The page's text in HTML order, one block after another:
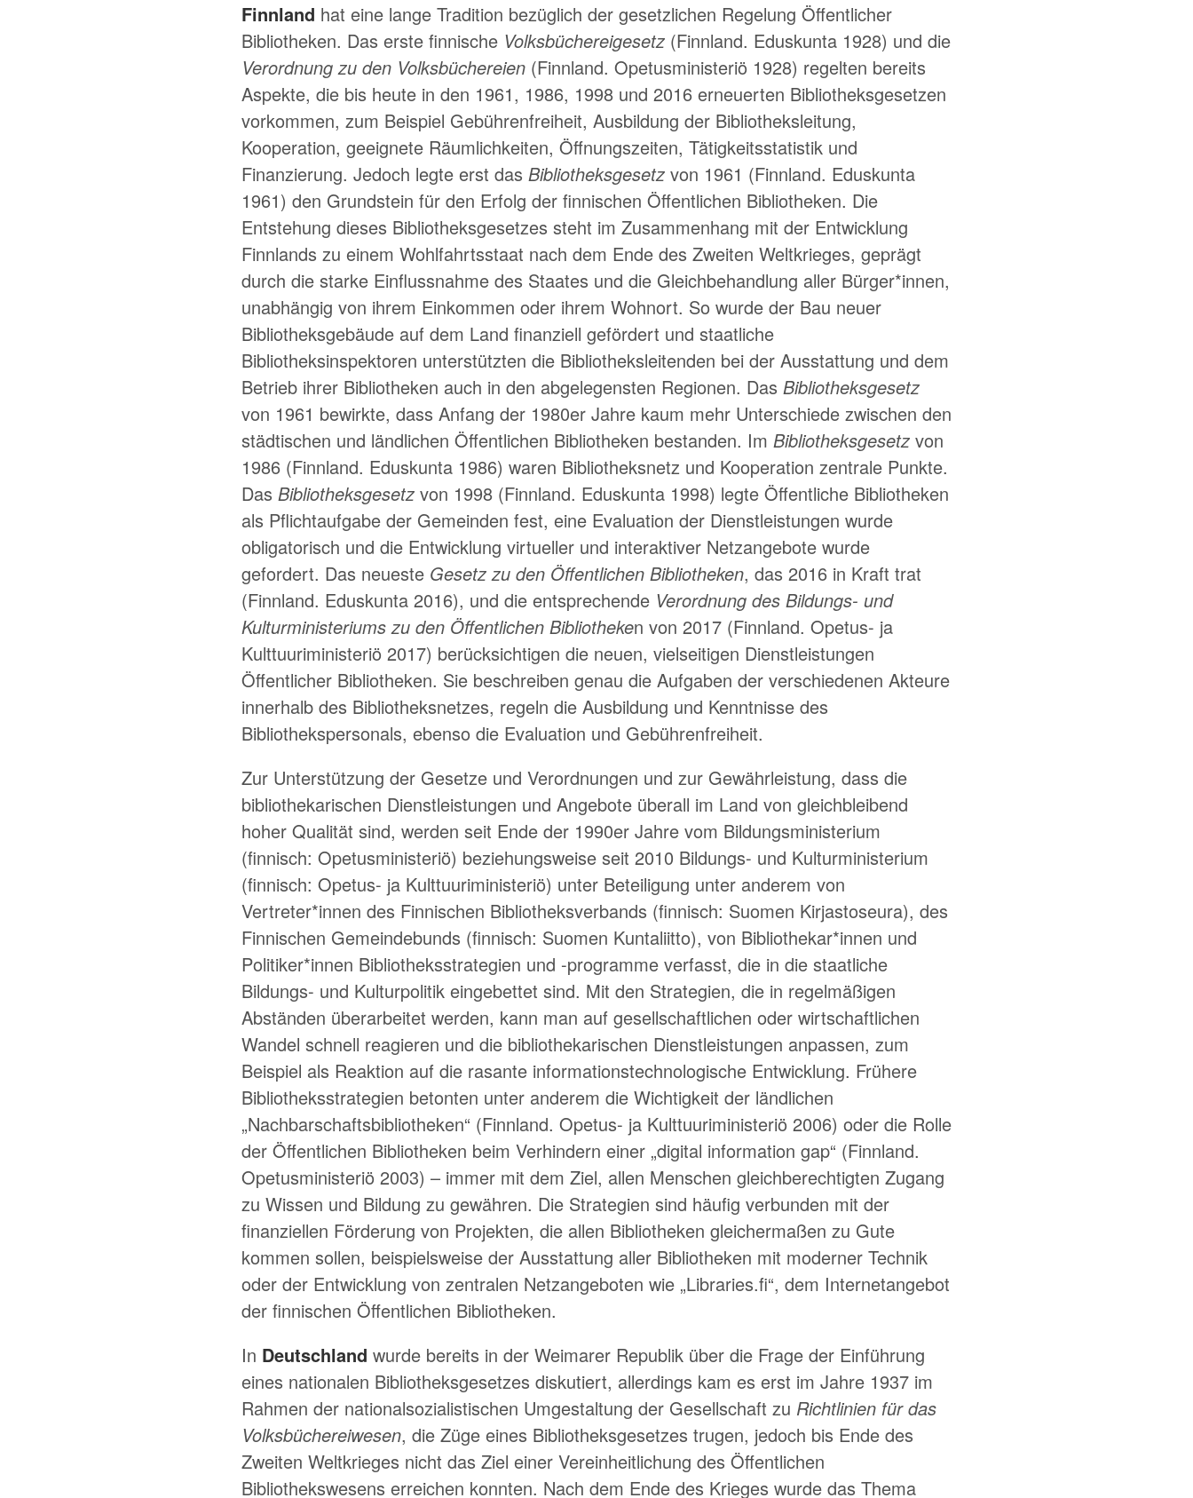
Finnland hat eine lange Tradition bezüglich der gesetzlichen Regelung Öffentlicher
Bibliotheken. Das erste finnische Volksbüchereigesetz (Finnland. Eduskunta 1928) und die
Verordnung zu den Volksbüchereien (Finnland. Opetusministeriö 1928) regelten bereits
Aspekte, die bis heute in den 1961, 1986, 1998 und 2016 erneuerten Bibliotheksgesetzen
vorkommen, zum Beispiel Gebührenfreiheit, Ausbildung der Bibliotheksleitung,
Kooperation, geeignete Räumlichkeiten, Öffnungszeiten, Tätigkeitsstatistik und
Finanzierung. Jedoch legte erst das Bibliotheksgesetz von 1961 (Finnland. Eduskunta
1961) den Grundstein für den Erfolg der finnischen Öffentlichen Bibliotheken. Die
Entstehung dieses Bibliotheksgesetzes steht im Zusammenhang mit der Entwicklung
Finnlands zu einem Wohlfahrtsstaat nach dem Ende des Zweiten Weltkrieges, geprägt
durch die starke Einflussnahme des Staates und die Gleichbehandlung aller Bürger*innen,
unabhängig von ihrem Einkommen oder ihrem Wohnort. So wurde der Bau neuer
Bibliotheksgebäude auf dem Land finanziell gefördert und staatliche
Bibliotheksinspektoren unterstützten die Bibliotheksleitenden bei der Ausstattung und dem
Betrieb ihrer Bibliotheken auch in den abgelegensten Regionen. Das Bibliotheksgesetz
von 1961 bewirkte, dass Anfang der 1980er Jahre kaum mehr Unterschiede zwischen den
städtischen und ländlichen Öffentlichen Bibliotheken bestanden. Im Bibliotheksgesetz von
1986 (Finnland. Eduskunta 1986) waren Bibliotheksnetz und Kooperation zentrale Punkte.
Das Bibliotheksgesetz von 1998 (Finnland. Eduskunta 1998) legte Öffentliche Bibliotheken
als Pflichtaufgabe der Gemeinden fest, eine Evaluation der Dienstleistungen wurde
obligatorisch und die Entwicklung virtueller und interaktiver Netzangebote wurde
gefordert. Das neueste Gesetz zu den Öffentlichen Bibliotheken, das 2016 in Kraft trat
(Finnland. Eduskunta 2016), und die entsprechende Verordnung des Bildungs- und
Kulturministeriums zu den Öffentlichen Bibliotheken von 2017 (Finnland. Opetus- ja
Kulttuuriministeriö 2017) berücksichtigen die neuen, vielseitigen Dienstleistungen
Öffentlicher Bibliotheken. Sie beschreiben genau die Aufgaben der verschiedenen Akteure
innerhalb des Bibliotheksnetzes, regeln die Ausbildung und Kenntnisse des
Bibliothekspersonals, ebenso die Evaluation und Gebührenfreiheit.
Zur Unterstützung der Gesetze und Verordnungen und zur Gewährleistung, dass die
bibliothekarischen Dienstleistungen und Angebote überall im Land von gleichbleibend
hoher Qualität sind, werden seit Ende der 1990er Jahre vom Bildungsministerium
(finnisch: Opetusministeriö) beziehungsweise seit 2010 Bildungs- und Kulturministerium
(finnisch: Opetus- ja Kulttuuriministeriö) unter Beteiligung unter anderem von
Vertreter*innen des Finnischen Bibliotheksverbands (finnisch: Suomen Kirjastoseura), des
Finnischen Gemeindebunds (finnisch: Suomen Kuntaliitto), von Bibliothekar*innen und
Politiker*innen Bibliotheksstrategien und -programme verfasst, die in die staatliche
Bildungs- und Kulturpolitik eingebettet sind. Mit den Strategien, die in regelmäßigen
Abständen überarbeitet werden, kann man auf gesellschaftlichen oder wirtschaftlichen
Wandel schnell reagieren und die bibliothekarischen Dienstleistungen anpassen, zum
Beispiel als Reaktion auf die rasante informationstechnologische Entwicklung. Frühere
Bibliotheksstrategien betonten unter anderem die Wichtigkeit der ländlichen
Nachbarschaftsbibliotheken (Finnland. Opetus- ja Kulttuuriministeriö 2006) oder die Rolle
der Öffentlichen Bibliotheken beim Verhindern einer digital information gap (Finnland.
Opetusministeriö 2003) – immer mit dem Ziel, allen Menschen gleichberechtigten Zugang
zu Wissen und Bildung zu gewähren. Die Strategien sind häufig verbunden mit der
finanziellen Förderung von Projekten, die allen Bibliotheken gleichermaßen zu Gute
kommen sollen, beispielsweise der Ausstattung aller Bibliotheken mit moderner Technik
oder der Entwicklung von zentralen Netzangeboten wie Libraries.fi , dem Internetangebot
der finnischen Öffentlichen Bibliotheken.
In Deutschland wurde bereits in der Weimarer Republik über die Frage der Einführung
eines nationalen Bibliotheksgesetzes diskutiert, allerdings kam es erst im Jahre 1937 im
Rahmen der nationalsozialistischen Umgestaltung der Gesellschaft zu Richtlinien für das
Volksbüchereiwesen, die Züge eines Bibliotheksgesetzes trugen, jedoch bis Ende des
Zweiten Weltkrieges nicht das Ziel einer Vereinheitlichung des Öffentlichen
Bibliothekswesens erreichen konnten. Nach dem Ende des Krieges wurde das Thema